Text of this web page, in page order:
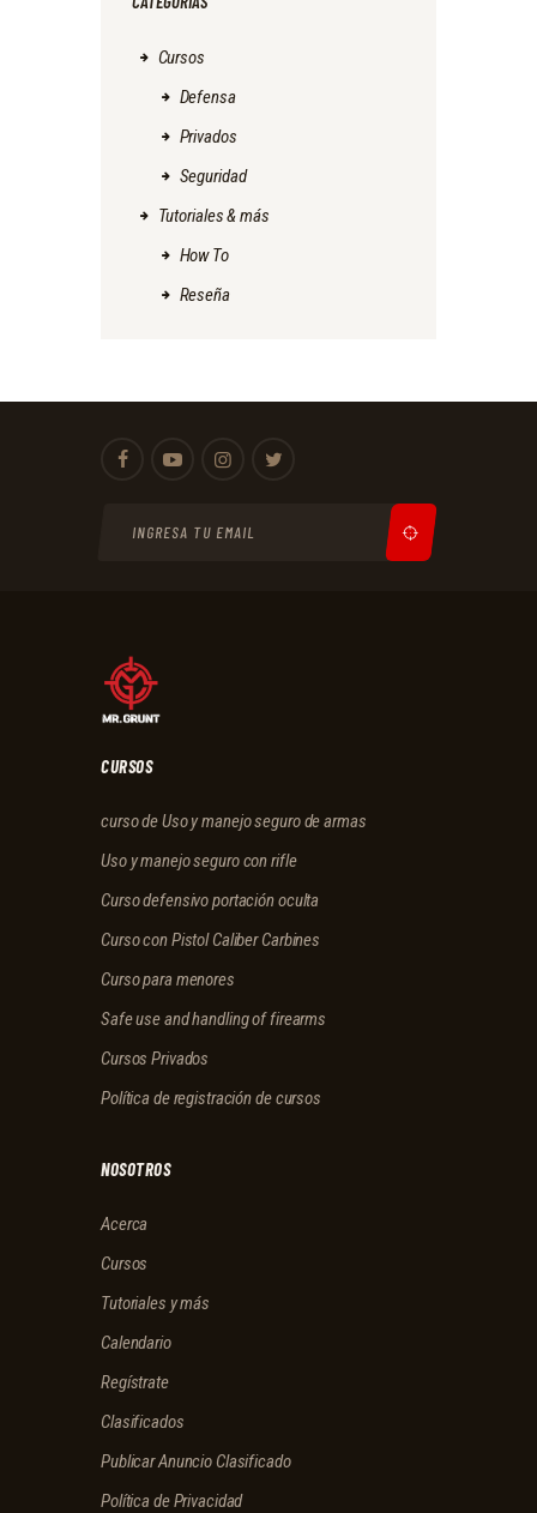
Cursos
Defensa
Privados
Seguridad
Tutoriales & más
How To
Reseña
CURSOS
curso de Uso y manejo seguro de armas
Uso y manejo seguro con rifle
Curso defensivo portación oculta
Curso con Pistol Caliber Carbines
Curso para menores
Safe use and handling of firearms
Cursos Privados
Política de registración de cursos
NOSOTROS
Acerca
Cursos
Tutoriales y más
Calendario
Regístrate
Clasificados
Publicar Anuncio Clasificado
Política de Privacidad